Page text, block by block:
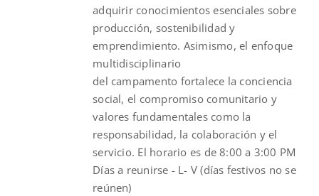
adquirir conocimientos esenciales sobre
producción, sostenibilidad y
emprendimiento. Asimismo, el enfoque
multidisciplinario
del campamento fortalece la conciencia
social, el compromiso comunitario y
valores fundamentales como la
responsabilidad, la colaboración y el
servicio. El horario es de 8:00 a 3:00 PM
Días a reunirse - L- V (días festivos no se
reúnen)